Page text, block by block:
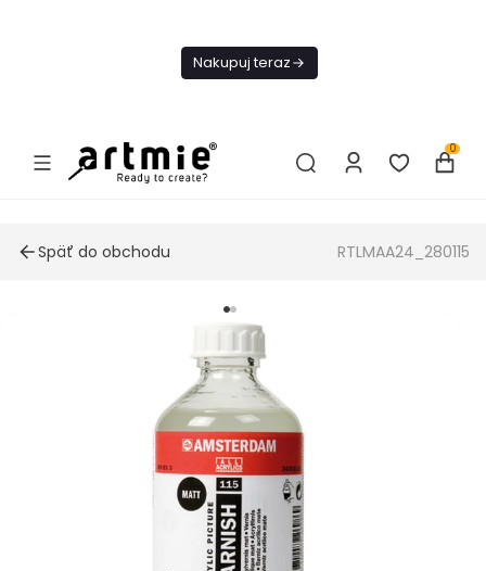
Nakupuj teraz
0
Späť do obchodu RTLMAA24_280115